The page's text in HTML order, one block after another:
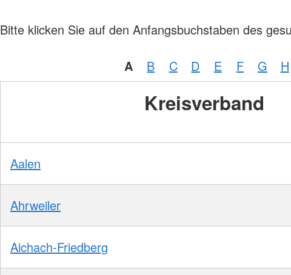
Bitte klicken Sie auf den Anfangsbuchstaben des
A B C D E F G H
Kreisverband
Aalen
Ahrweiler
Aichach-Friedberg